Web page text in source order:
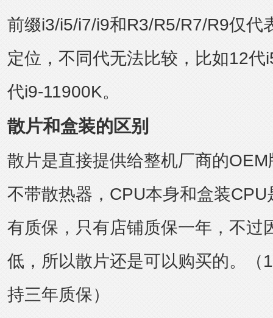
前缀i3/i5/i7/i9和R3/R5/R7/R9仅代
定位，不同代无法比较，比如12
代i9-11900K。
散片和盒装的区别
散片是直接提供给整机厂商的
不带散热器，CPU本身和盒装
有质保，只有店铺质保一年，不过
低，所以散片还是可以购买的。（
持三年质保）